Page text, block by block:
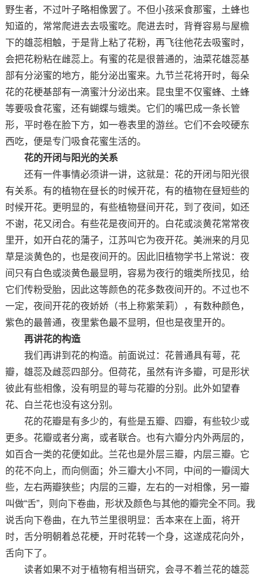
野生者，不过叶子略相像罢了。不但小孩采食那蜜，土蜂也
知道的，常常爬进去去吸蜜吃。爬进去时，背脊容易与屋檐
下的雄蕊相触，于是背上粘了花粉，再飞往他花去吸蜜时，
会把花粉粘在雌蕊上。有蜜的花是很普通的，油菜花雄蕊基
部有分泌蜜的地方，能分泌出蜜来。九节兰花将开时，每朵
花的花梗基部有一滴蜜汁分泌出来。昆虫里不仅蜜蜂、土蜂
等要吸食花蜜，还有蝴蝶与蛾类。它们的嘴巴成一条长管
形，平时卷在脸下方，如一卷表里的游丝。它们不会咬硬东
西吃，便是专门吸食花蜜生活的。
花的开闭与阳光的关系
还有一件事情必须讲一讲，这就是：花的开闭与阳光很
有关系。有的植物在昼长的时候开花，有的植物在昼短些的
时候开花。更明显的，有些植物昼间开花，到了夜间，如还
不谢，花又闭合。有些花是夜间开的。白花或淡黄花常常夜
里开，如开白花的蒲子，江苏叫它为夜开花。美洲来的月见
草是淡黄色的，也是夜间开的。因此旧植物学书上常说：夜
间只有白色或淡黄色最显明，容易为夜行的蛾类所找见，给
它们传粉受胎，因此这等颜色的花多数夜间开的。不过也不
一定，夜间开花的夜娇娇（书上称紫茉莉），有数种颜色，
紫色的最普通，夜里紫色最不显明，但也是夜里开的。
再讲花的构造
我们再讲到花的构造。前面说过：花普通具有萼，花
瓣，雄蕊及雌蕊四部分。但荷花，虽然有许多瓣，可是形状
彼此有些相像，没有明显的萼与花瓣的分别。此外如望春
花、白兰花也没有这分别。
花的花瓣是有多少的，有些是五瓣、四瓣，有些较少或
更多。花瓣或者分离，或者联合。也有六瓣分内外两层的，
如百合一类的花便如此。兰花也是外层三瓣，内层三瓣。它
的花不向上，而向侧面；外三瓣大小不同，中间的一瓣阔大
些，左右两瓣狭些；内层的三瓣，左右的一对相像，另一瓣
叫做“舌”，则向下卷曲，形状及颜色与其他的瓣完全不同。我
说舌向下卷曲，在九节兰里很明显：舌本来在上面，将开
时，舌分明朝着总花梗，开时花转一个身，这遂成花向外，
舌向下了。
读者如果不对于植物有相当研究，会寻不着兰花的雄蕊